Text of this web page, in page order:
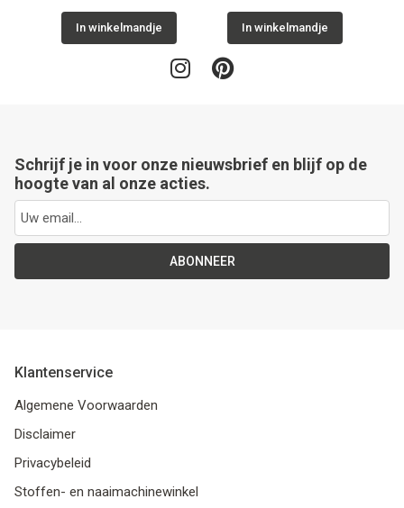
In winkelmandje In winkelmandje
Schrijf je in voor onze nieuwsbrief en blijf op de
hoogte van al onze acties.
ABONNEER
Klantenservice
Algemene Voorwaarden
Disclaimer
Privacybeleid
Stoffen- en naaimachinewinkel